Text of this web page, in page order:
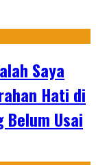
Saya
Hati di
Belum Usai